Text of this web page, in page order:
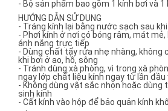
- Bộ sản phẩm bao gồm 1 kính bơi và 1
HƯỚNG DẪN SỬ DỤNG
- Tráng kính lại bằng nước sạch sau
- Phơi kính ở nơi có bóng râm, mát
ánh nắng trực tiếp
- Dùng chất tẩy rửa nhẹ nhàng, không
khi bơi ở ao, hồ, sông
- Tránh dùng xà phòng, vì trong xà
ngay lớp chất liệu kính ngay từ lần
- Không dùng vật sắc nhọn hoặc dùng
sinh kính
- Cất kính vào hộp để bảo quản kính